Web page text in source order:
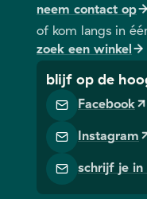
neem contact op
of kom langs in
zoek een winkel
blijf op de
Facebook
Instagram
schrijf je in